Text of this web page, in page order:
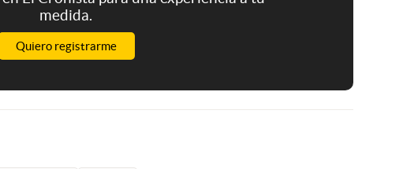
medida.
Quiero registrarme